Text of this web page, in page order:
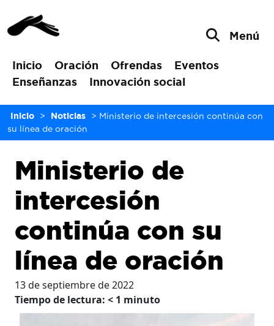
Inicio Oración Ofrendas
Eventos
Enseñanzas
Innovación social
Menú
Inicio > Noticias > Ministerio de intercesión continúa con
su línea de oración
Ministerio de
intercesión
continúa con su
línea de oración
13 de septiembre de 2022
Tiempo de lectura: < 1 minuto